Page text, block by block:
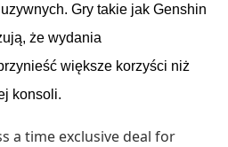
. Gry takie jak Genshin
, że wydania
większe korzyści niż
konsoli.
a time exclusive deal for